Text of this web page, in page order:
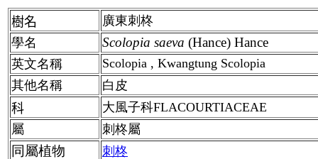
樹名
廣東刺柊
學名
Scolopia saeva (Hance) Hance
英文名稱
Scolopia , Kwangtung Scolopia
其他名稱
白皮
科
大風子科FLACOURTIACEAE
屬
刺柊屬
同屬植物
刺柊